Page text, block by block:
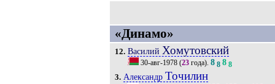
«Динамо»
12. Василий Хомутовский
30-авг-1978(23года). 8 8 8 8
3. Александр Точилин